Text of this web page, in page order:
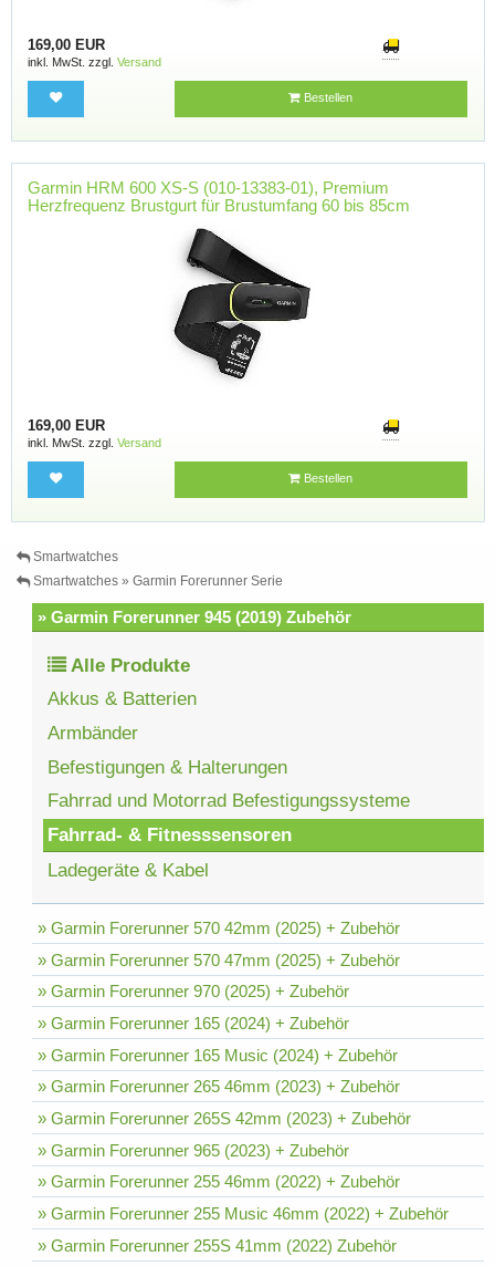
169,00 EUR
inkl. MwSt. zzgl. Versand
Bestellen
Garmin HRM 600 XS-S (010-13383-01), Premium
Herzfrequenz Brustgurt für Brustumfang 60 bis 85cm
169,00 EUR
inkl. MwSt. zzgl. Versand
Bestellen
Smartwatches
Smartwatches » Garmin Forerunner Serie
» Garmin Forerunner 945 (2019) Zubehör
Alle Produkte
Akkus & Batterien
Armbänder
Befestigungen & Halterungen
Fahrrad und Motorrad Befestigungssysteme
Fahrrad- & Fitnesssensoren
Ladegeräte & Kabel
» Garmin Forerunner 570 42mm (2025) + Zubehör
» Garmin Forerunner 570 47mm (2025) + Zubehör
» Garmin Forerunner 970 (2025) + Zubehör
» Garmin Forerunner 165 (2024) + Zubehör
» Garmin Forerunner 165 Music (2024) + Zubehör
» Garmin Forerunner 265 46mm (2023) + Zubehör
» Garmin Forerunner 265S 42mm (2023) + Zubehör
» Garmin Forerunner 965 (2023) + Zubehör
» Garmin Forerunner 255 46mm (2022) + Zubehör
» Garmin Forerunner 255 Music 46mm (2022) + Zubehör
» Garmin Forerunner 255S 41mm (2022) Zubehör